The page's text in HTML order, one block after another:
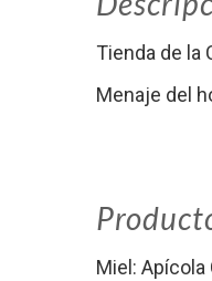
Tienda de la
Menaje del
Miel: